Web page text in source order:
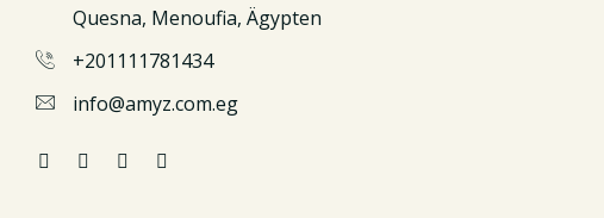
Quesna, Menoufia, Ägypten
+201111781434
info@amyz.com.eg